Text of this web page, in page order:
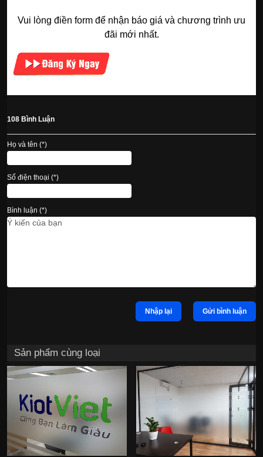
Vui lòng điền form để nhận báo giá và chương trình ưu
đãi mới nhất.
108 Bình Luận
Họ và tên (*)
Số điện thoại (*)
Bình luận (*)
Nhập lại Gửi bình luận
Sản phẩm cùng loại